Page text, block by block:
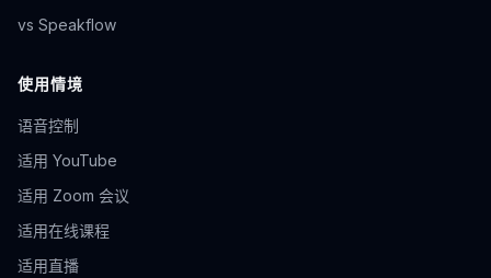
vs Speakflow
使用情境
语音控制
适用 YouTube
适用 Zoom 会议
适用在线课程
适用直播